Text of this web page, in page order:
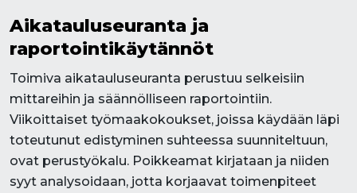
Aikatauluseuranta ja
raportointikäytännöt
Toimiva aikatauluseuranta perustuu selkeisiin
mittareihin ja säännölliseen raportointiin.
Viikoittaiset työmaakokoukset, joissa käydään läpi
toteutunut edistyminen suhteessa suunniteltuun,
ovat perustyökalu. Poikkeamat kirjataan ja niiden
syyt analysoidaan, jotta korjaavat toimenpiteet